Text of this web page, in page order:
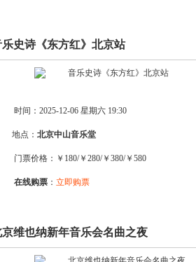
乐史诗《东方红》北京站
时间：2025-12-06 星期六 19:30
地点： 北京中山音乐堂
门票价格：￥180/￥280/￥380/￥580
在线购票 ： 立即购票
京维也纳新年音乐会名曲之夜